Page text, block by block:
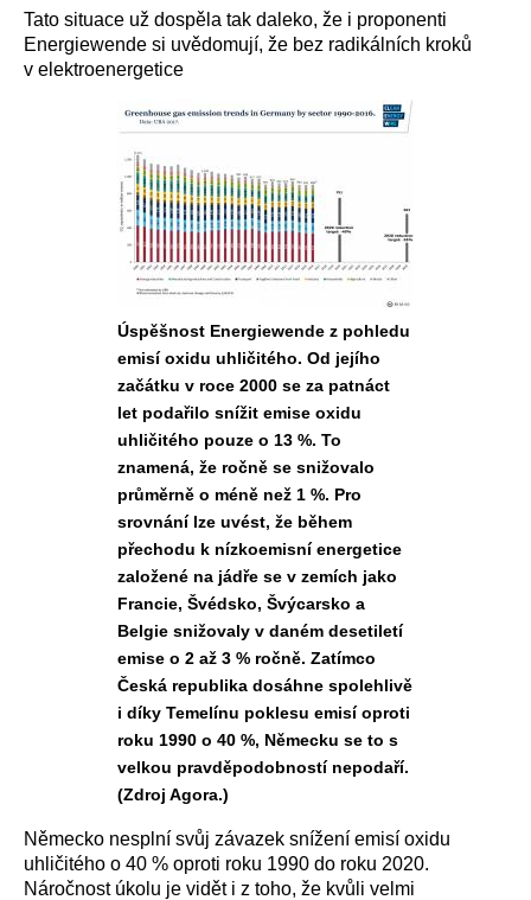
Tato situace už dospěla tak daleko, že i proponenti
Energiewende si uvědomují, že bez radikálních kroků
v elektroenergetice
Úspěšnost Energiewende z pohledu
emisí oxidu uhličitého. Od jejího
začátku v roce 2000 se za patnáct
let podařilo snížit emise oxidu
uhličitého pouze o 13 %. To
znamená, že ročně se snižovalo
průměrně o méně než 1 %. Pro
srovnání lze uvést, že během
přechodu k nízkoemisní energetice
založené na jádře se v zemích jako
Francie, Švédsko, Švýcarsko a
Belgie snižovaly v daném desetiletí
emise o 2 až 3 % ročně. Zatímco
Česká republika dosáhne spolehlivě
i díky Temelínu poklesu emisí oproti
roku 1990 o 40 %, Německu se to s
velkou pravděpodobností nepodaří.
(Zdroj Agora.)
Německo nesplní svůj závazek snížení emisí oxidu
uhličitého o 40 % oproti roku 1990 do roku 2020.
Náročnost úkolu je vidět i z toho, že kvůli velmi